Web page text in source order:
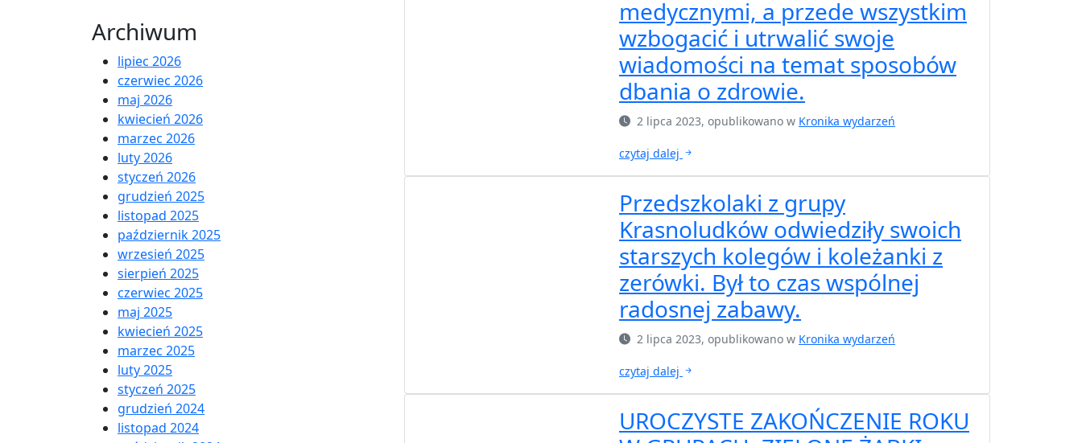
Archiwum
lipiec 2026
czerwiec 2026
maj 2026
kwiecień 2026
marzec 2026
luty 2026
styczeń 2026
grudzień 2025
listopad 2025
październik 2025
wrzesień 2025
sierpień 2025
czerwiec 2025
maj 2025
kwiecień 2025
marzec 2025
luty 2025
styczeń 2025
grudzień 2024
listopad 2024
medycznymi, a przede wszystkim
wzbogacić i utrwalić swoje
wiadomości na temat sposobów
dbania o zdrowie.
2 lipca 2023, opublikowano w Kronika wydarzeń
czytaj dalej
Przedszkolaki z grupy
Krasnoludków odwiedziły swoich
starszych kolegów i koleżanki z
zerówki. Był to czas wspólnej
radosnej zabawy.
2 lipca 2023, opublikowano w Kronika wydarzeń
czytaj dalej
UROCZYSTE ZAKOŃCZENIE ROKU